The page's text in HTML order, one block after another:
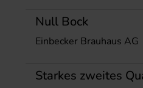
Null Bock
Einbecker Brauhaus AG
Starkes zweites